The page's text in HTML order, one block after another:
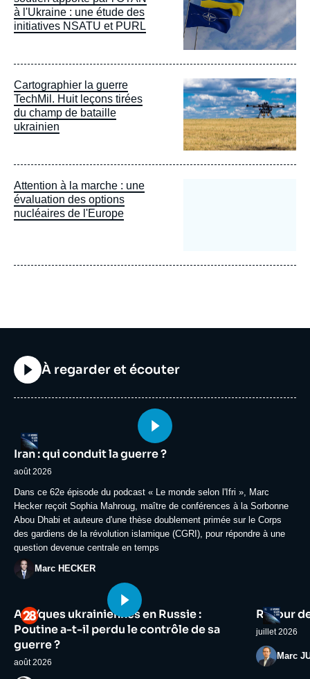
à l'Ukraine : une étude des
initiatives NSATU et PURL
Cartographier la guerre
TechMil. Huit leçons tirées
du champ de bataille
ukrainien
Image
principale
Attention à la marche : une
évaluation des options
nucléaires de l'Europe
Titre
À regarder et écouter
Logo
Image
principale
médiatique
Iran : qui conduit la guerre ?
août 2026
Accroche
Dans ce 62e épisode du podcast « Le monde selon l'Ifri », Marc
Hecker reçoit Sophia Mahroug, maître de conférences à la Sorbonne
Abou Dhabi et auteure d'une thèse doublement primée sur le Corps
des gardiens de la révolution islamique (CGRI), pour répondre à une
question devenue centrale en temps
PhotoMarc HECKER
Logo
Image
principale
médiatique
Attaques ukrainiennes en Russie :
Poutine a-t-il perdu le contrôle de sa
guerre ?
août 2026
Logo
Image
principale
Retour
juillet 2026
PhotoMarc